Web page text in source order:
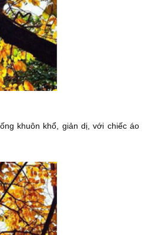
khuôn khổ, giản dị, với chiếc áo